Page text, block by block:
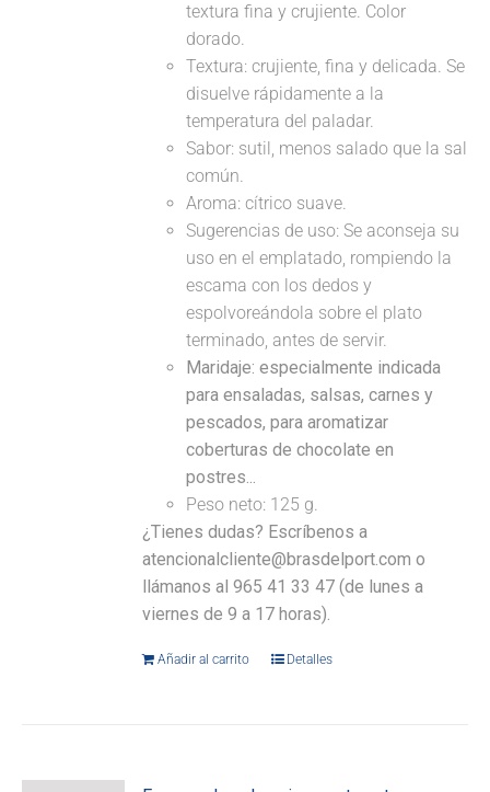
textura fina y crujiente. Color
dorado.
Textura: crujiente, fina y delicada. Se
disuelve rápidamente a la
temperatura del paladar.
Sabor: sutil, menos salado que la sal
común.
Aroma: cítrico suave.
Sugerencias de uso: Se aconseja su
uso en el emplatado, rompiendo la
escama con los dedos y
espolvoreándola sobre el plato
terminado, antes de servir.
Maridaje: especialmente indicada
para ensaladas, salsas, carnes y
pescados, para aromatizar
coberturas de chocolate en
postres...
Peso neto: 125 g.
¿Tienes dudas? Escríbenos a
atencionalcliente@brasdelport.com o
llámanos al 965 41 33 47 (de lunes a
viernes de 9 a 17 horas).
Añadir al carrito Detalles